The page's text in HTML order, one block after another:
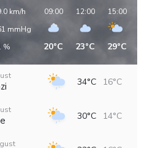
km/h
mmHg
%
09:00
20°C
12:00
23°C
15:00
29°C
34°C 16°C
30°C 14°C